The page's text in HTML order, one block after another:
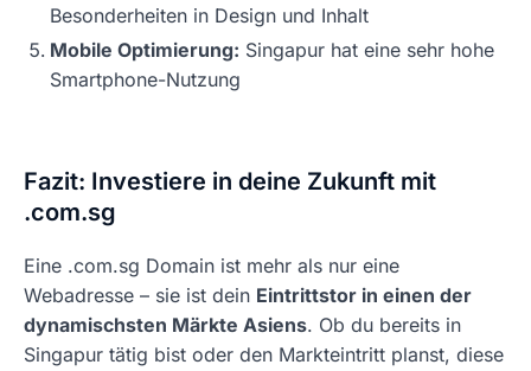
Besonderheiten in Design und Inhalt
Mobile Optimierung: Singapur hat eine sehr hohe
Smartphone-Nutzung
Fazit: Investiere in deine Zukunft mit
.com.sg
Eine .com.sg Domain ist mehr als nur eine
Webadresse – sie ist dein Eintrittstor in einen der
dynamischsten Märkte Asiens. Ob du bereits in
Singapur tätig bist oder den Markteintritt planst, diese